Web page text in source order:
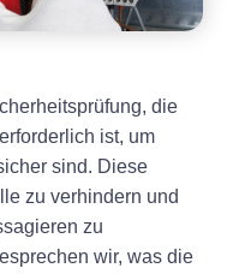
die
ist, um
sind. Diese
zu verhindern und
zu
wir, was die